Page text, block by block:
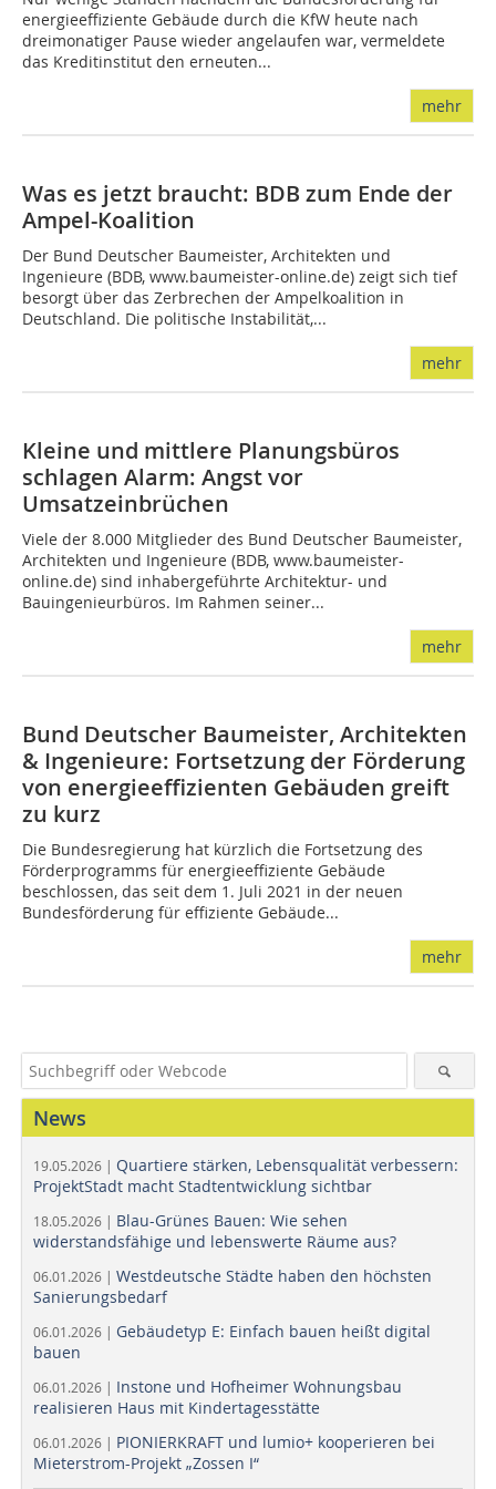
energieeffiziente Gebäude durch die KfW heute nach
dreimonatiger Pause wieder angelaufen war, vermeldete
das Kreditinstitut den erneuten...
mehr
Was es jetzt braucht: BDB zum Ende der
Ampel-Koalition
Der Bund Deutscher Baumeister, Architekten und
Ingenieure (BDB, www.baumeister-online.de) zeigt sich tief
besorgt über das Zerbrechen der Ampelkoalition in
Deutschland. Die politische Instabilität,...
mehr
Kleine und mittlere Planungsbüros
schlagen Alarm: Angst vor
Umsatzeinbrüchen
Viele der 8.000 Mitglieder des Bund Deutscher Baumeister,
Architekten und Ingenieure (BDB, www.baumeister-
online.de) sind inhabergeführte Architektur- und
Bauingenieurbüros. Im Rahmen seiner...
mehr
Bund Deutscher Baumeister, Architekten
& Ingenieure: Fortsetzung der Förderung
von energieeffizienten Gebäuden greift
zu kurz
Die Bundesregierung hat kürzlich die Fortsetzung des
Förderprogramms für energieeffiziente Gebäude
beschlossen, das seit dem 1. Juli 2021 in der neuen
Bundesförderung für effiziente Gebäude...
mehr
News
19.05.2026 | Quartiere stärken, Lebensqualität verbessern:
ProjektStadt macht Stadtentwicklung sichtbar
18.05.2026 | Blau-Grünes Bauen: Wie sehen
widerstandsfähige und lebenswerte Räume aus?
06.01.2026 | Westdeutsche Städte haben den höchsten
Sanierungsbedarf
06.01.2026 | Gebäudetyp E: Einfach bauen heißt digital
bauen
06.01.2026 | Instone und Hofheimer Wohnungsbau
realisieren Haus mit Kindertagesstätte
06.01.2026 | PIONIERKRAFT und lumio+ kooperieren bei
Mieterstrom-Projekt „Zossen I“